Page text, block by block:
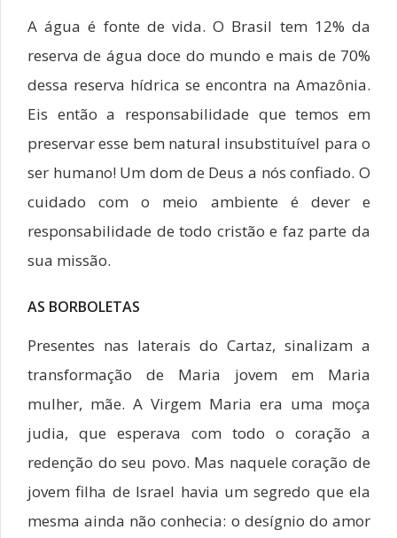
A água é fonte de vida. O Brasil tem 12% da
reserva de água doce do mundo e mais de 70%
dessa reserva hídrica se encontra na Amazônia.
Eis então a responsabilidade que temos em
preservar esse bem natural insubstituível para o
ser humano! Um dom de Deus a nós confiado. O
cuidado com o meio ambiente é dever e
responsabilidade de todo cristão e faz parte da
sua missão.
AS BORBOLETAS
Presentes nas laterais do Cartaz, sinalizam a
transformação de Maria jovem em Maria
mulher, mãe. A Virgem Maria era uma moça
judia, que esperava com todo o coração a
redenção do seu povo. Mas naquele coração de
jovem filha de Israel havia um segredo que ela
mesma ainda não conhecia: o desígnio do amor